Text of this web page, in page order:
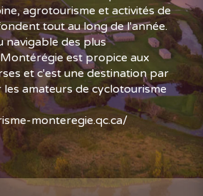
agrotourisme et activités de
tout au long de l'année.
navigable des plus
est propice aux
et c'est une destination par
amateurs de cyclotourisme
monteregie.qc.ca/